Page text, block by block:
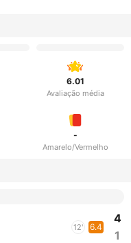
6.01
Avaliação média
-
Amarelo/Vermelho
12' 6.4
4
1